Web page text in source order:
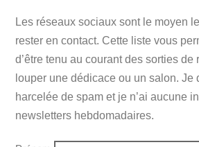
Les réseaux sociaux sont le moyen
rester en contact. Cette liste vous
d’être tenu au courant des sorties de
louper une dédicace ou un salon. Je
harcelée de spam et je n’ai aucune
newsletters hebdomadaires.